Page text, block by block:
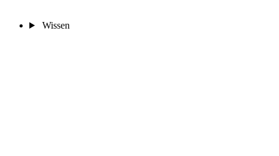
Wissen